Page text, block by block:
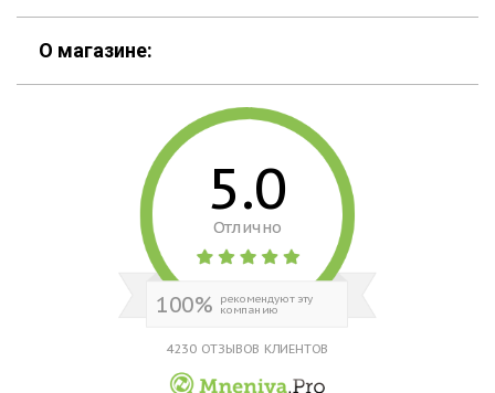
Шоурум
Материалы
Способы оплаты
Подарочные сертификаты
Скидки
Кошельки
Для гаджетов
Аксессуары
Популярные товары
О магазине:
5.0
Отлично
100% рекомендуют эту
компанию
4230 ОТЗЫВОВ КЛИЕНТОВ